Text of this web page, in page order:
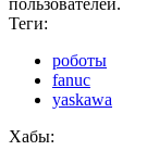
пользователей.
Теги:
роботы
fanuc
yaskawa
Хабы: